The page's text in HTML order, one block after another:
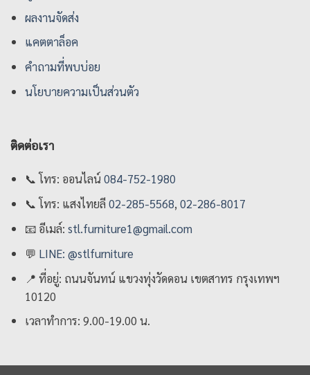
ผลงานจัดส่ง
แคตตาล็อค
คําถามที่พบบ่อย
นโยบายความเป็นส่วนตัว
ติดต่อเรา
📞โทร: ออนไลน์084-752-1980
📞โทร: แสงไทยลี02-285-5568,02-286-8017
📧 อีเมล์:stl.furniture1@gmail.com
💬 LINE: @stlfurniture
📍 ที่อยู่: ถนนจันทน์ แขวงทุ่งวัดดอน เขตสาทร กรุงเทพฯ
10120
เวลาทำการ: 9.00-19.00 น.